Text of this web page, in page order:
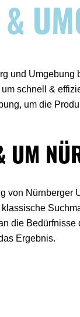
und Umgebung
schnell &
um die
UM
von Nürnberger
die Bedürfnisse
Ergebnis.